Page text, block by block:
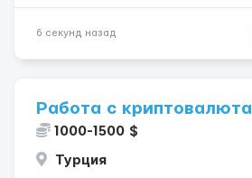
6 секунд назад
Работа с
1000-1500 $
Турция